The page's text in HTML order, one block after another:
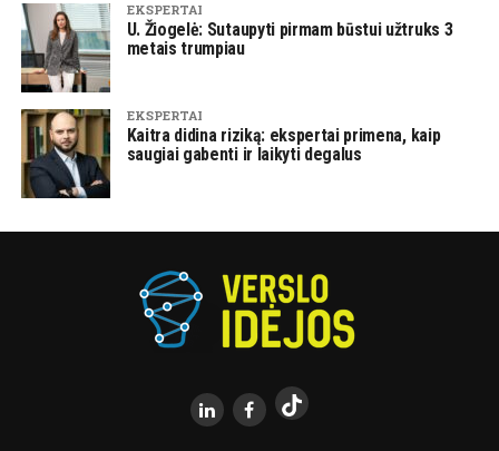
EKSPERTAI
U. Žiogelė: Sutaupyti pirmam būstui užtruks 3
metais trumpiau
EKSPERTAI
Kaitra didina riziką: ekspertai primena, kaip
saugiai gabenti ir laikyti degalus